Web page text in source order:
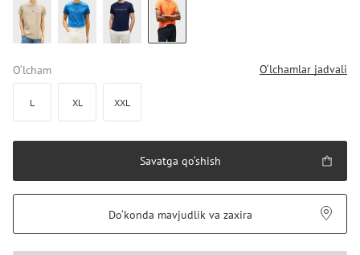
O‘lcham O‘lchamlar jadvali
L XL XXL
Savatga qo‘shish
Do‘konda mavjudlik va zaxira